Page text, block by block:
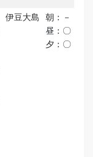
伊豆大島
朝：－
昼：〇
夕：〇